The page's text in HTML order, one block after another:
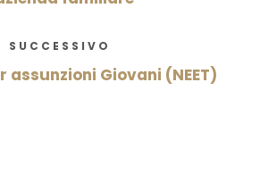
SUCCESSIVO
assunzioni Giovani (NEET)